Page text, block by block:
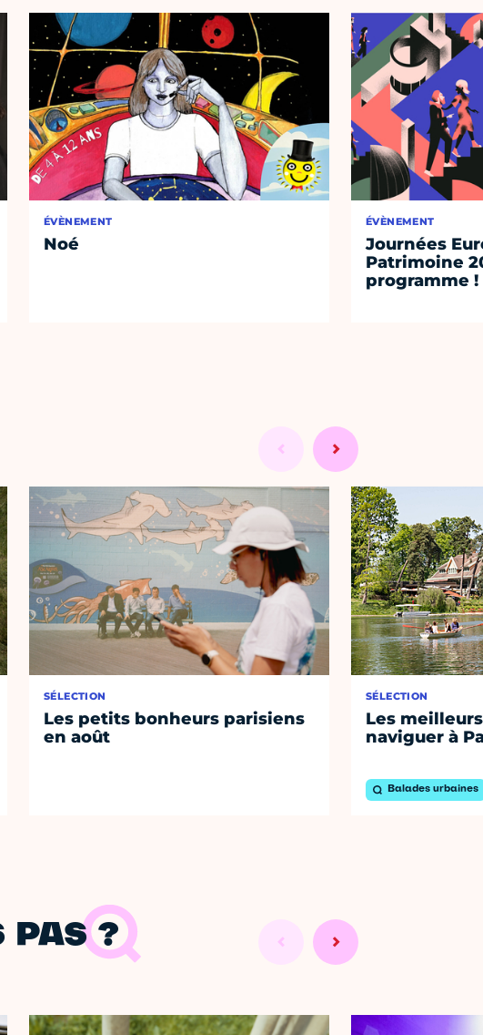
ÉVÈNEMENT
Noé
ÉVÈNEMENT
Journées
Patrimoine
programme !
SÉLECTION
Les petits bonheurs parisiens
en août
SÉLECTION
Les
naviguer à
Balades urbaines
PAS ?